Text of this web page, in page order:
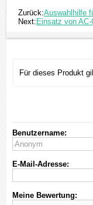
Zurück:Auswahlhilfe
Next: Einsatz von
Für dieses Produkt
Benutzername:
E-Mail-Adresse:
Meine Bewertung: